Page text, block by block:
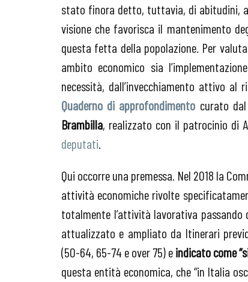
stato finora detto, tuttavia, di abitudini,
visione che favorisca il mantenimento
questa fetta della popolazione. Per
ambito economico sia
necessità, dall’invecchiamento attivo
Quaderno di approfondimento curato
Brambilla, realizzato con il patrocinio di
deputati
Qui occorre una premessa. Nel 2018 la
attività economiche rivolte
totalmente l’attività lavorativa
attualizzato e ampliato da Itinerari
(50-64, 65-74 e over 75) eindicato come
questa entità economica, che “in Italia